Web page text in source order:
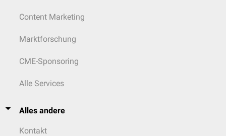
Content Marketing
Marktforschung
CME-Sponsoring
Alle Services
Alles andere
Kontakt